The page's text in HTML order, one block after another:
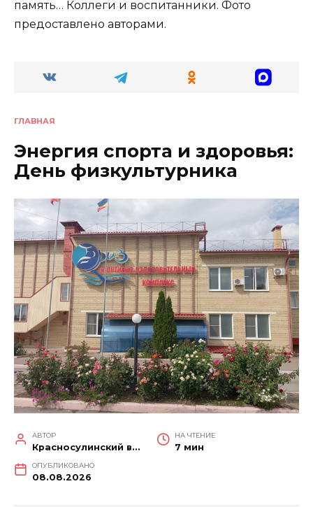
память… Коллеги и воспитанники. Фото
предоставлено авторами.
ГЛАВНАЯ
Энергия спорта и здоровья:
День физкультурника
АВТОР
Красносулинский вестник
НА ЧТЕНИЕ
7 мин
ОПУБЛИКОВАНО
08.08.2026